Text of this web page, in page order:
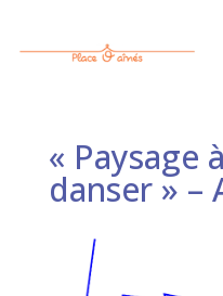
« Paysage
danser » –